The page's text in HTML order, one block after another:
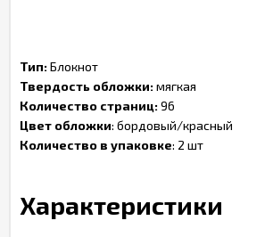
Тип:Блокнот
Твердость обложки:мягкая
Количество страниц:96
Цвет обложки: бордовый/красный
Количество в упаковке: 2 шт
Характеристики